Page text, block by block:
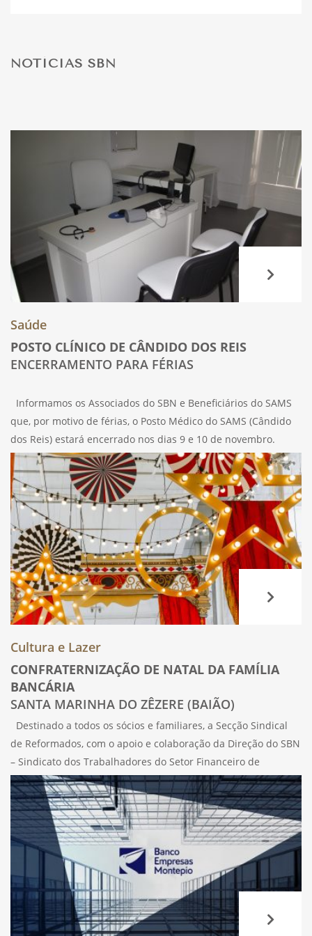
NOTÍCIAS SBN
Saúde
POSTO CLÍNICO DE CÂNDIDO DOS REIS
ENCERRAMENTO PARA FÉRIAS
Informamos os Associados do SBN e Beneficiários do SAMS
que, por motivo de férias, o Posto Médico do SAMS (Cândido
dos Reis) estará encerrado nos dias 9 e 10 de novembro.
Qualquer assunto relacionado com comparticipações poderá
ser tratado
Cultura e Lazer
CONFRATERNIZAÇÃO DE NATAL DA FAMÍLIA
BANCÁRIA
SANTA MARINHA DO ZÊZERE (BAIÃO)
Destinado a todos os sócios e familiares, a Secção Sindical
de Reformados, com o apoio e colaboração da Direção do SBN
– Sindicato dos Trabalhadores do Setor Financeiro de
Portugal, vão levar a efeito, no próximo dia 16 de